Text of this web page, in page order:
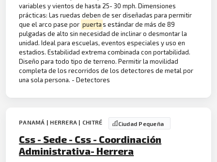
variables y vientos de hasta 25- 30 mph. Dimensiones
prácticas: Las ruedas deben de ser diseñadas para permitir
que el arco pase por puertas estándar de más de 89
pulgadas de alto sin necesidad de inclinar o desmontar la
unidad. Ideal para escuelas, eventos especiales y uso en
estadios. Estabilidad extrema combinada con portabilidad.
Diseño para todo tipo de terreno. Permitir la movilidad
completa de los recorridos de los detectores de metal por
una sola persona. - Detectores
PANAMÁ | HERRERA | CHITRÉ Ciudad Pequeña
Css - Sede - Css - Coordinación
Administrativa- Herrera